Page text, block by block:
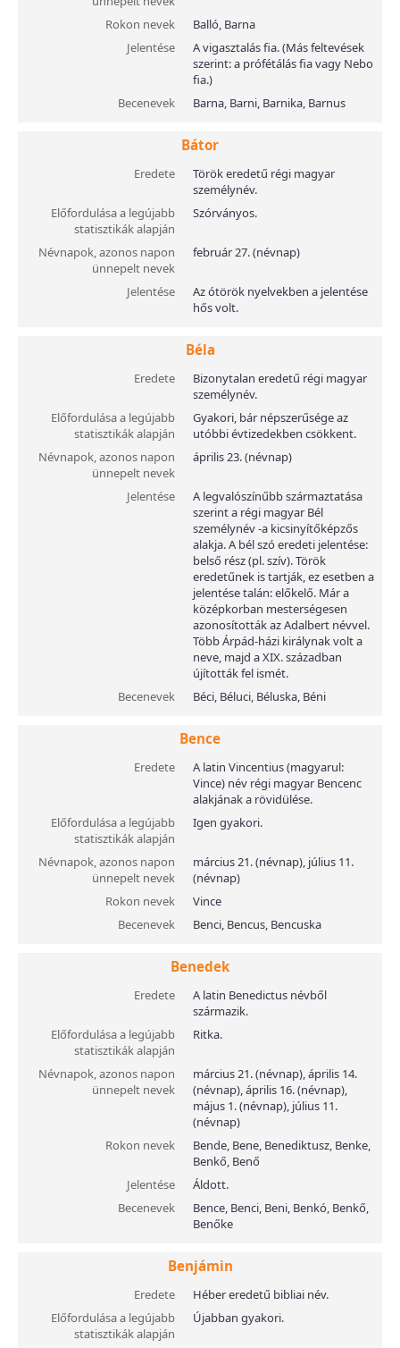
Rokon nevek
Balló, Barna
Jelentése
A vigasztalás fia. (Más feltevések
szerint: a prófétálás fia vagy Nebo
fia.)
Becenevek
Barna, Barni, Barnika, Barnus
Bátor
Eredete
Török eredetű régi magyar
személynév.
Előfordulása a legújabb
statisztikák alapján
Szórványos.
Névnapok, azonos napon
ünnepelt nevek
február 27. (névnap)
Jelentése
Az ótörök nyelvekben a jelentése
hős volt.
Béla
Eredete
Bizonytalan eredetű régi magyar
személynév.
Előfordulása a legújabb
statisztikák alapján
Gyakori, bár népszerűsége az
utóbbi évtizedekben csökkent.
Névnapok, azonos napon
ünnepelt nevek
április 23. (névnap)
Jelentése
A legvalószínűbb származtatása
szerint a régi magyar Bél
személynév -a kicsinyítőképzős
alakja. A bél szó eredeti jelentése:
belső rész (pl. szív). Török
eredetűnek is tartják, ez esetben a
jelentése talán: előkelő. Már a
középkorban mesterségesen
azonosították az Adalbert névvel.
Több Árpád-házi királynak volt a
neve, majd a XIX. században
újították fel ismét.
Becenevek
Béci, Béluci, Béluska, Béni
Bence
Eredete
A latin Vincentius (magyarul:
Vince) név régi magyar Bencenc
alakjának a rövidülése.
Előfordulása a legújabb
statisztikák alapján
Igen gyakori.
Névnapok, azonos napon
ünnepelt nevek
március 21. (névnap), július 11.
(névnap)
Rokon nevek
Vince
Becenevek
Benci, Bencus, Bencuska
Benedek
Eredete
A latin Benedictus névből
származik.
Előfordulása a legújabb
statisztikák alapján
Ritka.
Névnapok, azonos napon
ünnepelt nevek
március 21. (névnap), április 14.
(névnap), április 16. (névnap),
május 1. (névnap), július 11.
(névnap)
Rokon nevek
Bende, Bene, Benediktusz, Benke,
Benkő, Benő
Jelentése
Áldott.
Becenevek
Bence, Benci, Beni, Benkó, Benkő,
Benőke
Benjámin
Eredete
Héber eredetű bibliai név.
Előfordulása a legújabb
statisztikák alapján
Újabban gyakori.